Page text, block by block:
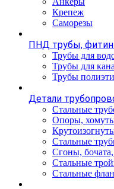
Крепеж
Саморезы
ПНД трубы,
Трубы для
Трубы для
Трубы
Детали
Стальные
Опоры,
Стальные
Сгоны,
Стальные
Стальные